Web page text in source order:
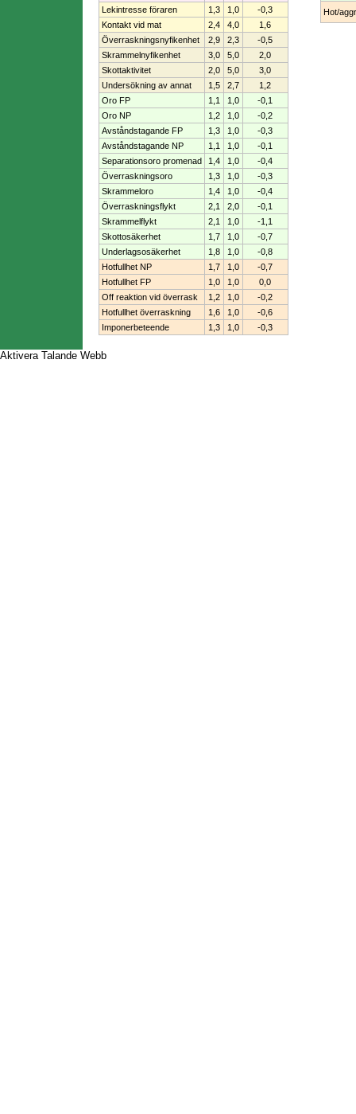
Lekintresse föraren
1,3 1,0
-0,3
Kontakt vid mat
2,4 4,0
1,6
Överraskningsnyfikenhet
2,9 2,3
-0,5
Skrammelnyfikenhet
3,0 5,0
2,0
Skottaktivitet
2,0 5,0
3,0
Undersökning av annat
1,5 2,7
1,2
Oro FP
1,1 1,0
-0,1
Oro NP
1,2 1,0
-0,2
Avståndstagande FP
1,3 1,0
-0,3
Avståndstagande NP
1,1 1,0
-0,1
Separationsoro promenad
1,4 1,0
-0,4
Överraskningsoro
1,3 1,0
-0,3
Skrammeloro
1,4 1,0
-0,4
Överraskningsflykt
2,1 2,0
-0,1
Skrammelflykt
2,1 1,0
-1,1
Skottosäkerhet
1,7 1,0
-0,7
Underlagsosäkerhet
1,8 1,0
-0,8
Hotfullhet NP
1,7 1,0
-0,7
Hotfullhet FP
1,0 1,0
0,0
Off reaktion vid överrask
1,2 1,0
-0,2
Hotfullhet överraskning
1,6 1,0
-0,6
Imponerbeteende
1,3 1,0 -0,3
Hot/
Aktivera Talande Webb